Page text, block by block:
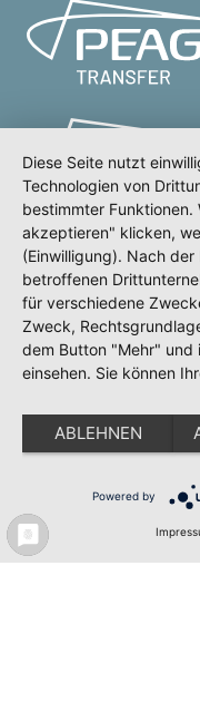
Diese Seite nutzt
Technologien von
bestimmter Funktionen.
akzeptieren" klicken,
(Einwilligung). Nach
betroffenen
für verschiedene
Zweck,
dem Button "Mehr" und
einsehen. Sie können
ABLEHNEN
Powered by